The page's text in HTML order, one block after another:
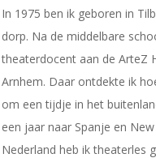
In 1975 ben ik geboren in
dorp. Na de middelbare
theaterdocent aan de ArteZ
Arnhem. Daar ontdekte ik
om een tijdje in het
een jaar naar Spanje en
Nederland heb ik theaterles